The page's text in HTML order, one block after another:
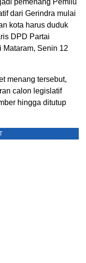
pemenang Pemilu
dari Gerindra mulai
kota harus duduk
DPD Partai
Mataram, Senin 12
menang tersebut,
calon legislatif
hingga ditutup